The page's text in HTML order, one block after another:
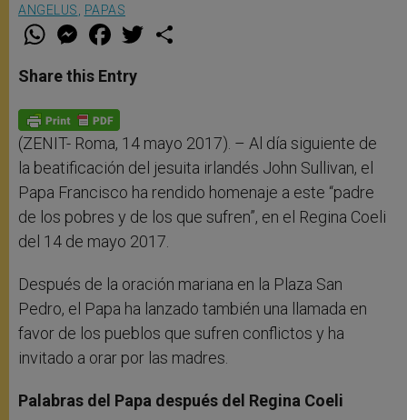
ANGELUS
PAPAS
W
t
s
p
p
M
e
s
e
g
e
r
F
a
e
b
o
k
w
Share this Entry
(ZENIT- Roma, 14 mayo 2017). – Al día siguiente de
la beatificación del jesuita irlandés John Sullivan, el
Papa Francisco ha rendido homenaje a este “padre
de los pobres y de los que sufren”, en el Regina Coeli
del 14 de mayo 2017.
Después de la oración mariana en la Plaza San
Pedro, el Papa ha lanzado también una llamada en
favor de los pueblos que sufren conflictos y ha
invitado a orar por las madres.
Palabras del Papa después del Regina Coeli